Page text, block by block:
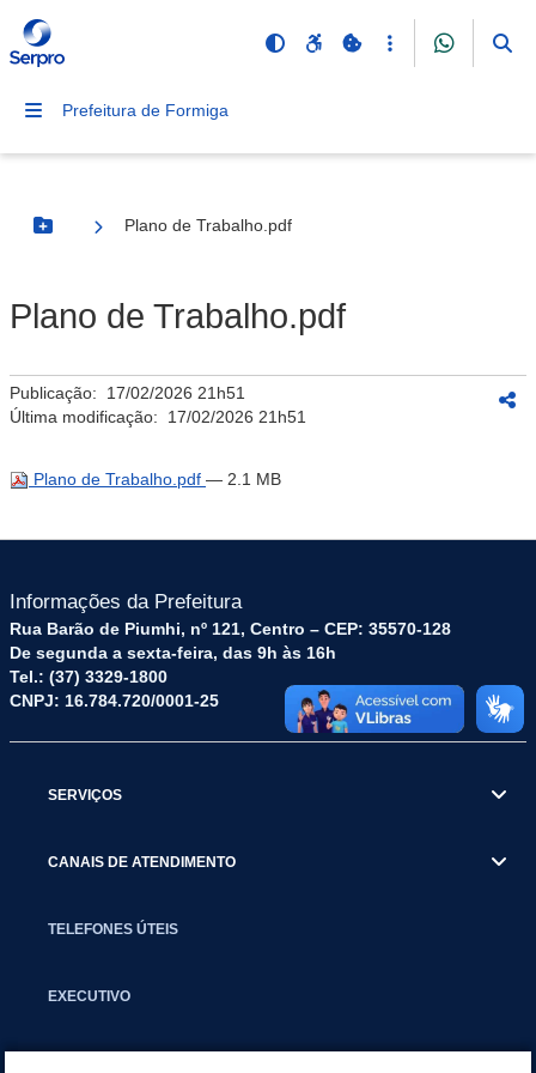
Prefeitura de Formiga
Botão Menu
Plano de Trabalho.pdf
Plano de Trabalho.pdf
Publicação: 17/02/2026 21h51
Última modificação: 17/02/2026 21h51
Plano de Trabalho.pdf — 2.1 MB
Informações da Prefeitura
Rua Barão de Piumhi, nº 121, Centro – CEP: 35570-128
De segunda a sexta-feira, das 9h às 16h
Tel.: (37) 3329-1800
CNPJ: 16.784.720/0001-25
SERVIÇOS
CANAIS DE ATENDIMENTO
TELEFONES ÚTEIS
EXECUTIVO